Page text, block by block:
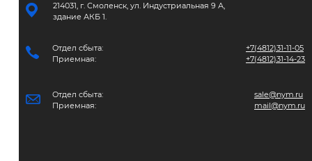
214031, г. Смоленск, ул. Индустриальная 9 А,
здание АКБ 1.
Отдел сбыта:
Приемная:
+7(4812)31-11-05
+7(4812)31-14-23
Отдел сбыта:
Приемная:
sale@nym.ru
mail@nym.ru